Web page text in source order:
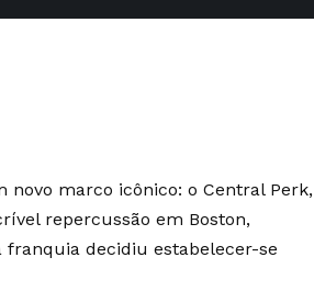
marco icônico: o Central Perk,
repercussão em Boston,
decidiu estabelecer-se